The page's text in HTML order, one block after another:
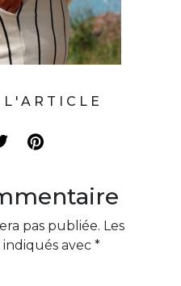
L'ARTICLE
pas publiée. Les
avec *